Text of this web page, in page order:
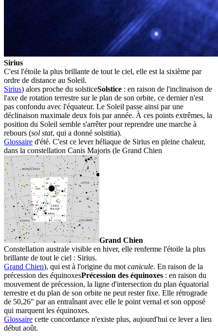
Sirius
C'est l'étoile la plus brillante de tout le ciel, elle est la sixième par
ordre de distance au Soleil.
Sirius) alors proche du solsticeSolstice : en raison de l'inclinaison de
l'axe de rotation terrestre sur le plan de son orbite, ce dernier n'est
pas confondu avec l'équateur. Le Soleil passe ainsi par une
déclinaison maximale deux fois par année. À ces points extrêmes, la
position du Soleil semble s'arrêter pour reprendre une marche à
rebours (sol stat, qui a donné solstitia).
Glossaire d'été. C'est ce lever héliaque de Sirius en pleine chaleur,
dans la constellation Canis Majoris (le Grand Chien
Grand Chien
Constellation australe visible en hiver, elle renferme l'étoile la plus
brillante de tout le ciel : Sirius.
Grand Chien), qui est à l'origine du mot canicule. En raison de la
précession des équinoxesPrécession des équinoxes : en raison du
mouvement de précession, la ligne d'intersection du plan équatorial
terrestre et du plan de son orbite ne peut rester fixe. Elle rétrograde
de 50,26" par an entraînant avec elle le point vernal et son opposé
qui marquent les équinoxes.
Glossaire cette concordance n'existe plus, aujourd'hui ce lever a lieu
début août.